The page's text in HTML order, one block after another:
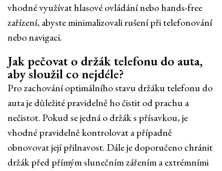
vhodné využívat hlasové ovládání nebo hands-free
zařízení, abyste minimalizovali rušení při telefonování
nebo navigaci.
Jak pečovat o držák telefonu do auta,
aby sloužil co nejdéle?
Pro zachování optimálního stavu držáku telefonu do
auta je důležité pravidelně ho čistit od prachu a
nečistot. Pokud se jedná o držák s přísavkou, je
vhodné pravidelně kontrolovat a případně
obnovovat její přilnavost. Dále je doporučeno chránit
držák před přímým slunečním zářením a extrémními